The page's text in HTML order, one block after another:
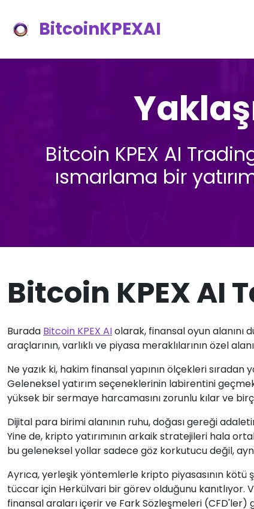
BitcoinKPEXAI
Bitcoin KPEX AI
ısmarlama bir
Bitcoin KPEX AI
Burada Bitcoin KPEX AIolarak, finansal oyun alanını
araçlarının, varlıklı ve piyasa meraklılarının özel
Ne yazık ki, hakim finansal yapının ölçekleri sıradan
Geleneksel yatırım seçeneklerinin labirentini
yüksek bir sermaye harcamasını zorunlu kılar ve
Dijital para birimi alanının ruhu, doğası gereği
Yine de, kripto yatırımının arkaik stratejileri hala
bu geleneksel yollar sadece göz korkutucu değil,
Ayrıca, yerleşik yöntemlerle kripto piyasasının
tüccar için Herkülvari bir görev olduğunu
finansal araları içerir ve Fark Sözleşmeleri